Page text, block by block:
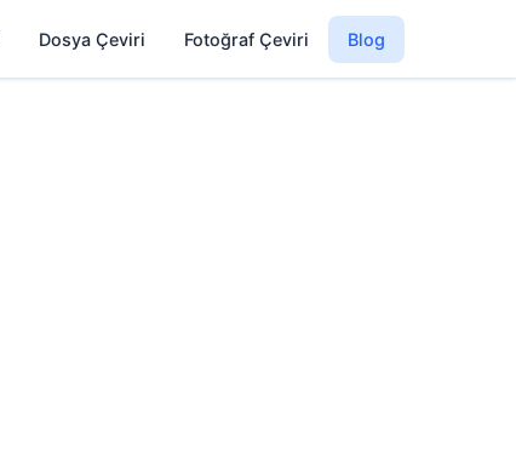
Dosya Çeviri Fotoğraf Çeviri Blog